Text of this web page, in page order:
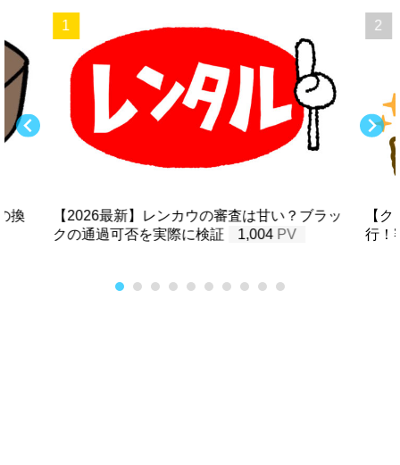
換
【2026最新】レンカウの審査は甘い？ブラッ
クの通過可否を実際に検証
1,004
【
行！